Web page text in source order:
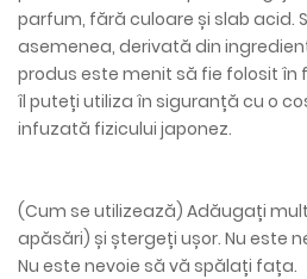
parfum, fără culoare și slab acid.
asemenea, derivată din
produs este menit să fie folosit în
îl puteți utiliza în siguranță cu o
infuzată fizicului japonez.
(Cum se utilizează) Adăugați
apăsări) și ștergeți ușor. Nu este
Nu este nevoie să vă spălați fața.